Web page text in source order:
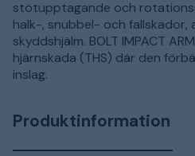
stötupptagande och
halk-, snubbel- och fallskador,
skyddshjälm. BOLT IMPACT
hjärnskada (THS) där den
inslag.
Produktinformation